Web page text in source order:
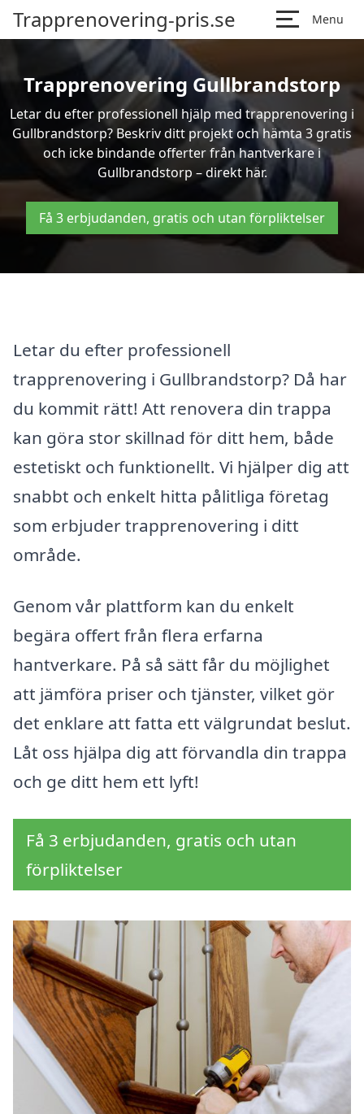
Trapprenovering-pris.se Menu
Trapprenovering Gullbrandstorp
Letar du efter professionell hjälp med trapprenovering i
Gullbrandstorp? Beskriv ditt projekt och hämta 3 gratis
och icke bindande offerter från hantverkare i
Gullbrandstorp – direkt här.
Få 3 erbjudanden, gratis och utan förpliktelser
Letar du efter professionell
trapprenovering i Gullbrandstorp? Då har
du kommit rätt! Att renovera din trappa
kan göra stor skillnad för ditt hem, både
estetiskt och funktionellt. Vi hjälper dig att
snabbt och enkelt hitta pålitliga företag
som erbjuder trapprenovering i ditt
område.
Genom vår plattform kan du enkelt
begära offert från flera erfarna
hantverkare. På så sätt får du möjlighet
att jämföra priser och tjänster, vilket gör
det enklare att fatta ett välgrundat beslut.
Låt oss hjälpa dig att förvandla din trappa
och ge ditt hem ett lyft!
Få 3 erbjudanden, gratis och utan
förpliktelser